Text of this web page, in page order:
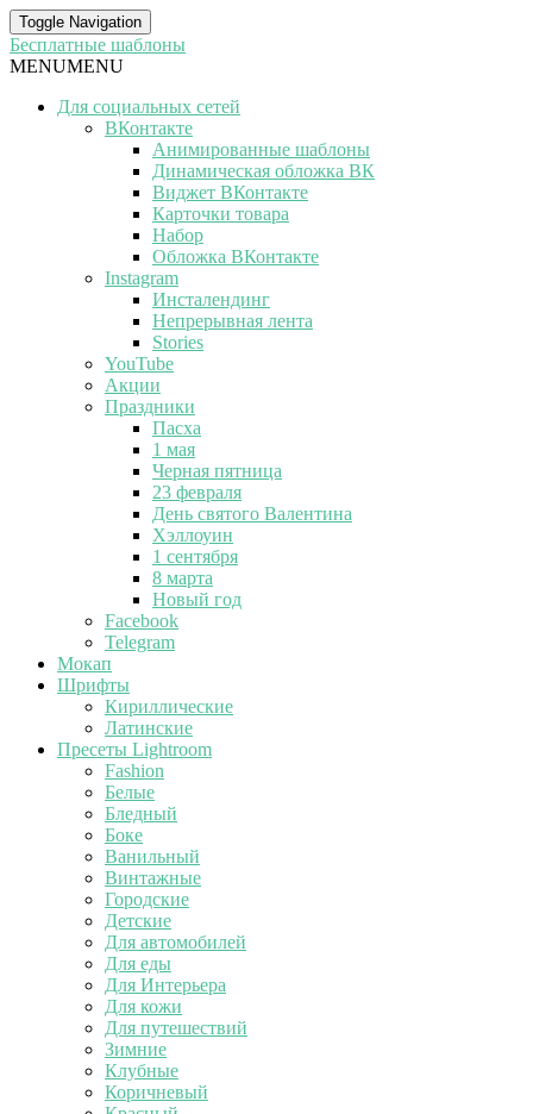
Toggle Navigation
Бесплатные шаблоны
MENUMENU
Для социальных сетей
ВКонтакте
Анимированные шаблоны
Динамическая обложка ВК
Виджет ВКонтакте
Карточки товара
Набор
Обложка ВКонтакте
Instagram
Инсталендинг
Непрерывная лента
Stories
YouTube
Акции
Праздники
Пасха
1 мая
Черная пятница
23 февраля
День святого Валентина
Хэллоуин
1 сентября
8 марта
Новый год
Facebook
Telegram
Мокап
Шрифты
Кириллические
Латинские
Пресеты Lightroom
Fashion
Белые
Бледный
Боке
Ванильный
Винтажные
Городские
Детские
Для автомобилей
Для еды
Для Интерьера
Для кожи
Для путешествий
Зимние
Клубные
Коричневый